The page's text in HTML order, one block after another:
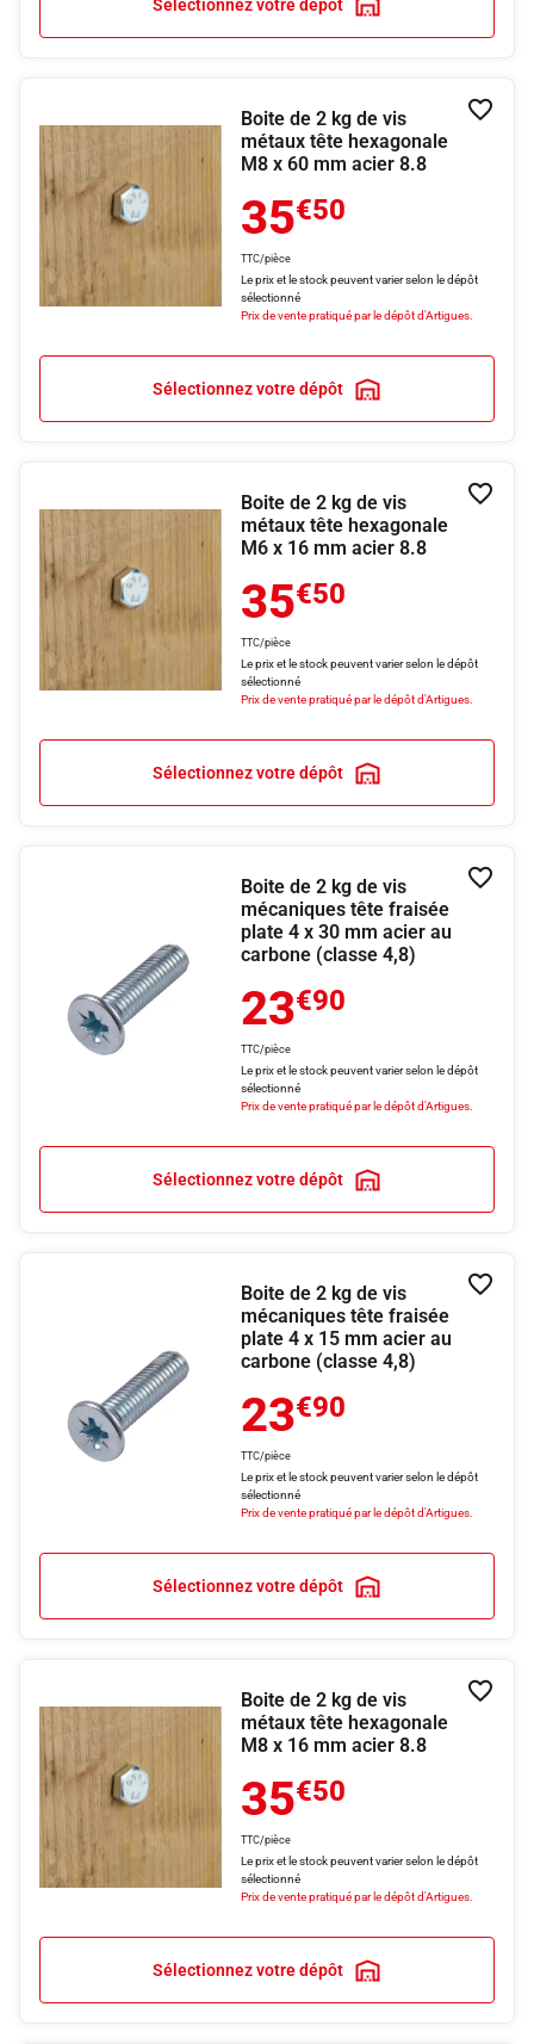
Sélectionnez votre dépôt
Boite de 2 kg de vis
métaux tête hexagonale
M8 x 60 mm acier 8.8
35€50
TTC/pièce
Le prix et le stock peuvent varier selon le dépôt
sélectionné
Prix de vente pratiqué par le dépôt d'Artigues.
Sélectionnez votre dépôt
Boite de 2 kg de vis
métaux tête hexagonale
M6 x 16 mm acier 8.8
35€50
TTC/pièce
Le prix et le stock peuvent varier selon le dépôt
sélectionné
Prix de vente pratiqué par le dépôt d'Artigues.
Sélectionnez votre dépôt
Boite de 2 kg de vis
mécaniques tête fraisée
plate 4 x 30 mm acier au
carbone (classe 4,8)
23€90
TTC/pièce
Le prix et le stock peuvent varier selon le dépôt
sélectionné
Prix de vente pratiqué par le dépôt d'Artigues.
Sélectionnez votre dépôt
Boite de 2 kg de vis
mécaniques tête fraisée
plate 4 x 15 mm acier au
carbone (classe 4,8)
23€90
TTC/pièce
Le prix et le stock peuvent varier selon le dépôt
sélectionné
Prix de vente pratiqué par le dépôt d'Artigues.
Sélectionnez votre dépôt
Boite de 2 kg de vis
métaux tête hexagonale
M8 x 16 mm acier 8.8
35€50
TTC/pièce
Le prix et le stock peuvent varier selon le dépôt
sélectionné
Prix de vente pratiqué par le dépôt d'Artigues.
Sélectionnez votre dépôt